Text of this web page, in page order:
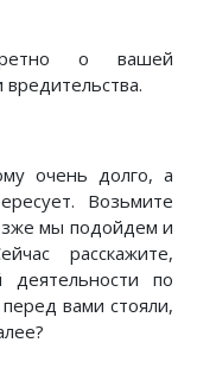
о вашей
вредительства.
очень долго, а
Возьмите
мы подойдем и
расскажите,
деятельности по
вами стояли,